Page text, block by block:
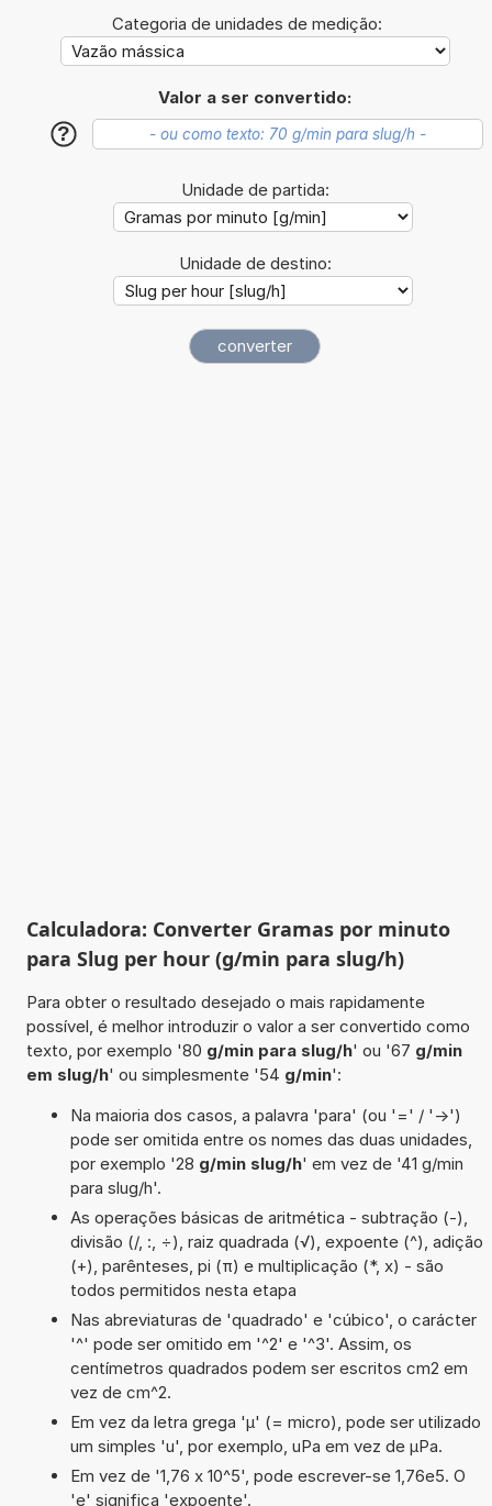
Categoria de unidades de medição:
Valor a ser convertido:
?
Unidade de partida:
Unidade de destino:
Calculadora: Converter Gramas por minuto
para Slug per hour (g/min para slug/h)
Para obter o resultado desejado o mais rapidamente
possível, é melhor introduzir o valor a ser convertido como
texto, por exemplo '80 g/min para slug/h' ou '67 g/min
em slug/h' ou simplesmente '54 g/min':
Na maioria dos casos, a palavra 'para' (ou '=' / '->')
pode ser omitida entre os nomes das duas unidades,
por exemplo '28 g/min slug/h' em vez de '41 g/min
para slug/h'.
As operações básicas de aritmética - subtração (-),
divisão (/, :, ÷), raiz quadrada (√), expoente (^), adição
(+), parênteses, pi (π) e multiplicação (*, x) - são
todos permitidos nesta etapa
Nas abreviaturas de 'quadrado' e 'cúbico', o carácter
'^' pode ser omitido em '^2' e '^3'. Assim, os
centímetros quadrados podem ser escritos cm2 em
vez de cm^2.
Em vez da letra grega 'µ' (= micro), pode ser utilizado
um simples 'u', por exemplo, uPa em vez de µPa.
Em vez de '1,76 x 10^5', pode escrever-se 1,76e5. O
'e' significa 'expoente'.